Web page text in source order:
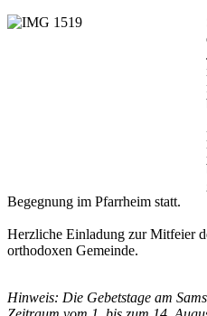
Begegnung im Pfarrheim statt.
Herzliche Einladung zur Mitfeier
orthodoxen Gemeinde.
Hinweis: Die Gebetstage am